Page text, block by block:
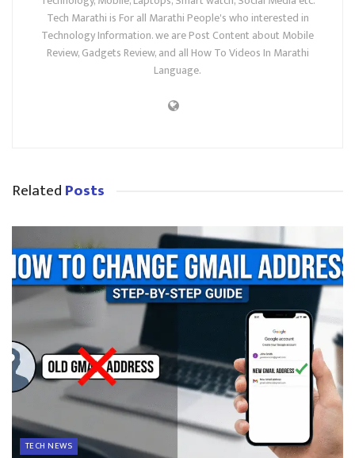
Tech Marathi is For all Marathi People's who interested in
Technology Information. we are Post Content about Mobile
Review, Gadgets Review, and all How To Videos In Marathi
Language.
RelatedPosts
TECH NEWS